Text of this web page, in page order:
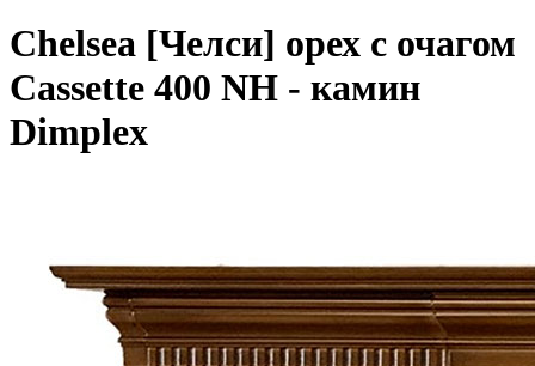
Chelsea [Челси] орех с очагом
Cassette 400 NH - камин
Dimplex